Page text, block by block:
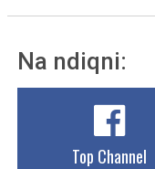
Na ndiqni:
Top Channel